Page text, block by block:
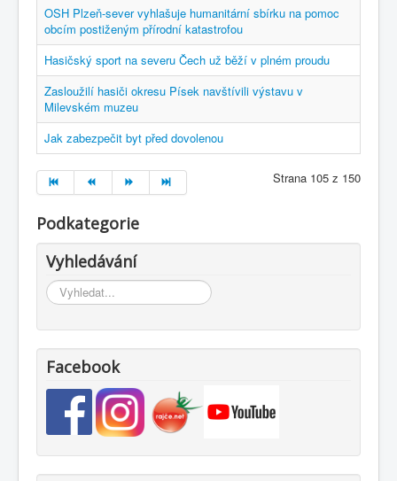
OSH Plzeň-sever vyhlašuje humanitární sbírku na pomoc
obcím postiženým přírodní katastrofou
Hasičský sport na severu Čech už běží v plném proudu
Zasloužilí hasiči okresu Písek navštívili výstavu v
Milevském muzeu
Jak zabezpečit byt před dovolenou
Strana 105 z 150
Podkategorie
Vyhledávání
Vyhledávání...
Facebook